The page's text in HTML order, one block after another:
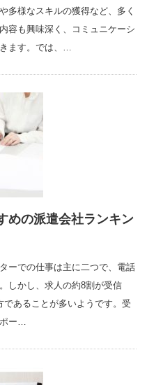
多様なスキルの獲得など、多く
容も興味深く、コミュニケーシ
ます。では、…
めの派遣会社ランキン
ーでの仕事は主に二つで、電話
しかし、求人の約8割が受信
あることが多いようです。受
ポー…